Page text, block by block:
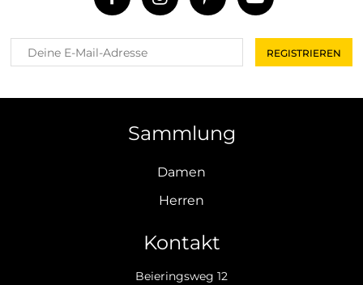
Sammlung
Damen
Herren
Kontakt
Beieringsweg 12